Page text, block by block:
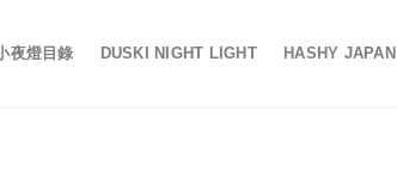
夜燈目錄 DUSKI NIGHT LIGHT HASHY JAPAN